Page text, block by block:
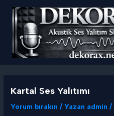
Kartal Ses Yalıtımı
Yorum bırakın / Yazan admin/